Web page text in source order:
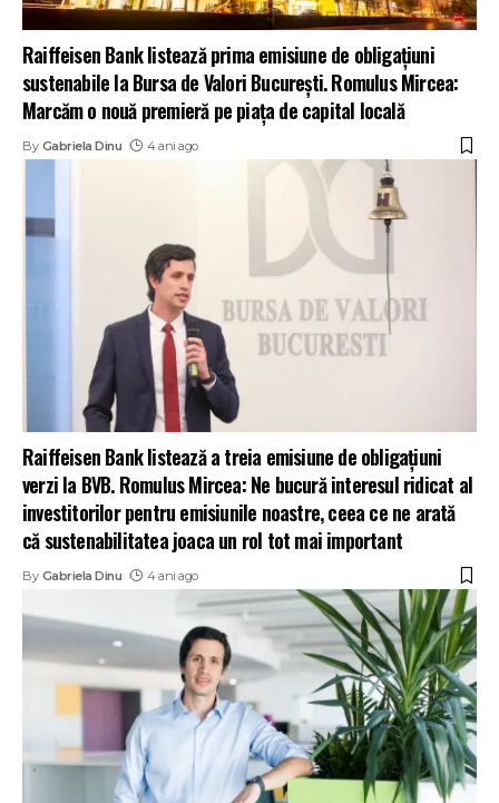
Raiffeisen Bank listează prima emisiune de obligațiuni
sustenabile la Bursa de Valori București. Romulus Mircea:
Marcăm o nouă premieră pe piața de capital locală
By Gabriela Dinu 4 ani ago
Raiffeisen Bank listează a treia emisiune de obligațiuni
verzi la BVB. Romulus Mircea: Ne bucură interesul ridicat al
investitorilor pentru emisiunile noastre, ceea ce ne arată
că sustenabilitatea joaca un rol tot mai important
By Gabriela Dinu 4 ani ago